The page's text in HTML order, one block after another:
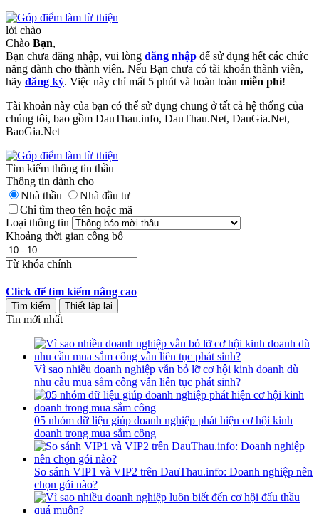
lời chào
Chào Bạn,
Bạn chưa đăng nhập, vui lòng đăng nhập để sử dụng hết các chức
năng dành cho thành viên. Nếu Bạn chưa có tài khoản thành viên,
hãy đăng ký. Việc này chỉ mất 5 phút và hoàn toàn miễn phí!
Tài khoản này của bạn có thể sử dụng chung ở tất cả hệ thống của
chúng tôi, bao gồm DauThau.info, DauThau.Net, DauGia.Net,
BaoGia.Net
Tìm kiếm thông tin thầu
Thông tin dành cho
Nhà thầu
Nhà đầu tư
Chỉ tìm theo tên hoặc mã
Loại thông tin
Khoảng thời gian công bố
Từ khóa chính
Click để tìm kiếm nâng cao
Tin mới nhất
Vì sao nhiều doanh nghiệp vẫn bỏ lỡ cơ hội kinh doanh dù
nhu cầu mua sắm công vẫn liên tục phát sinh?
05 nhóm dữ liệu giúp doanh nghiệp phát hiện cơ hội kinh
doanh trong mua sắm công
So sánh VIP1 và VIP2 trên DauThau.info: Doanh nghiệp nên
chọn gói nào?